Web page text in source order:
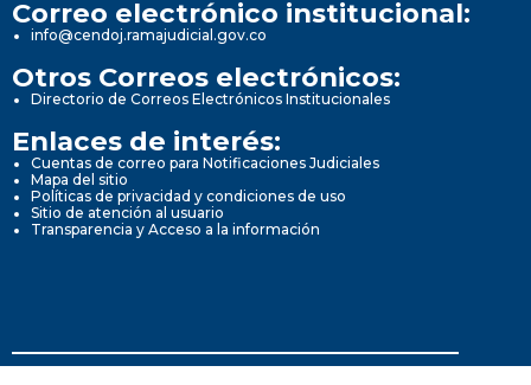
Correo electrónico institucional:
info@cendoj.ramajudicial.gov.co
Otros Correos electrónicos:
Directorio de Correos Electrónicos Institucionales
Enlaces de interés:
Cuentas de correo para Notificaciones Judiciales
Mapa del sitio
Políticas de privacidad y condiciones de uso
Sitio de atención al usuario
Transparencia y Acceso a la información